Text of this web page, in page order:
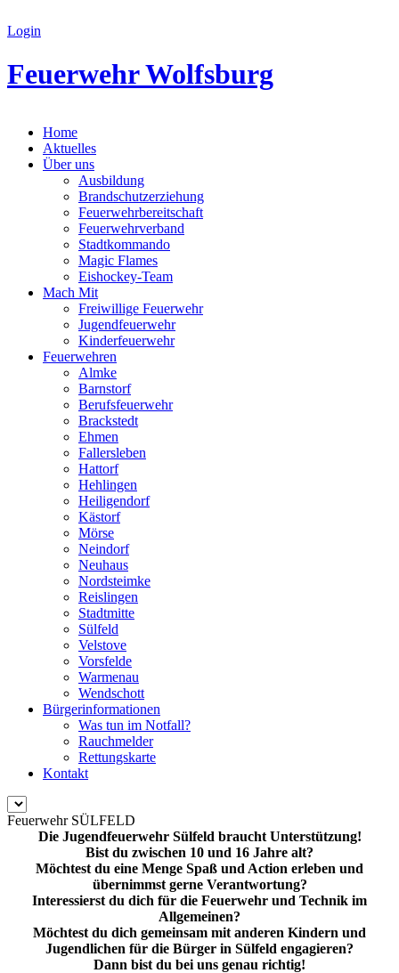
Login
Feuerwehr Wolfsburg
Home
Aktuelles
Über uns
Ausbildung
Brandschutzerziehung
Feuerwehrbereitschaft
Feuerwehrverband
Stadtkommando
Magic Flames
Eishockey-Team
Mach Mit
Freiwillige Feuerwehr
Jugendfeuerwehr
Kinderfeuerwehr
Feuerwehren
Almke
Barnstorf
Berufsfeuerwehr
Brackstedt
Ehmen
Fallersleben
Hattorf
Hehlingen
Heiligendorf
Kästorf
Mörse
Neindorf
Neuhaus
Nordsteimke
Reislingen
Stadtmitte
Sülfeld
Velstove
Vorsfelde
Warmenau
Wendschott
Bürgerinformationen
Was tun im Notfall?
Rauchmelder
Rettungskarte
Kontakt
Feuerwehr SÜLFELD
Die Jugendfeuerwehr Sülfeld braucht Unterstützung!
Bist du zwischen 10 und 16 Jahre alt?
Möchtest du eine Menge Spaß und Action erleben und
übernimmst gerne Verantwortung?
Interessierst du dich für die Feuerwehr und Technik im
Allgemeinen?
Möchtest du dich gemeinsam mit anderen Kindern und
Jugendlichen für die Bürger in Sülfeld engagieren?
Dann bist du bei uns genau richtig!